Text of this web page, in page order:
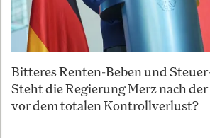
Bitteres Renten-Beben und
Steht die Regierung Merz nach
vor dem totalen Kontrollverlust?